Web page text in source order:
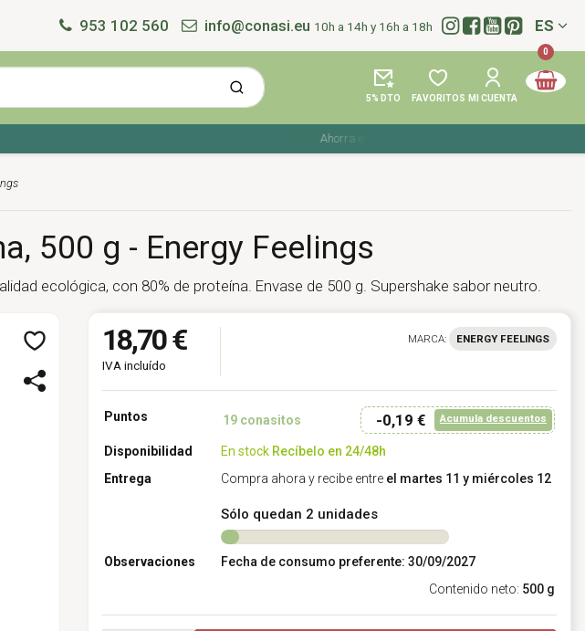
953 102 560 info@conasi.eu 10h a 14h y 16h a 18h Idioma:
ES
5% DTO FAVORITOS MI CUENTA
0
Ahorra en tu compra con los cupones de verano ☀️
500 g - Energy Feelings
ecológica, con 80% de proteína. Envase de 500 g. Supershake sabor neutro.
18,70 €
IVA incluído
MARCA: ENERGY FEELINGS
Puntos 19conasitos -0,19 € Acumula descuentos
Disponibilidad En stock Recíbelo en 24/48h
Entrega
Compra ahora y recibe entre el martes 11 y miércoles 12
Sólo quedan 2 unidades
Observaciones
Fecha de consumo preferente: 30/09/2027
Contenido neto: 500 g